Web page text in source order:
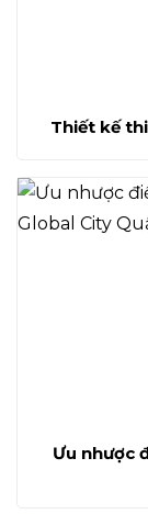
Thiết kế
Ưu nhược